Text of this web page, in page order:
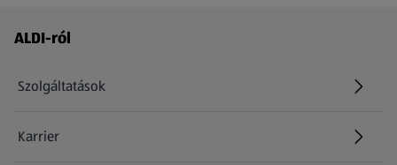
Láblécmenü - további linkek
ALDI-ról
Szolgáltatások
Karrier
(új oldalon nyílik meg)